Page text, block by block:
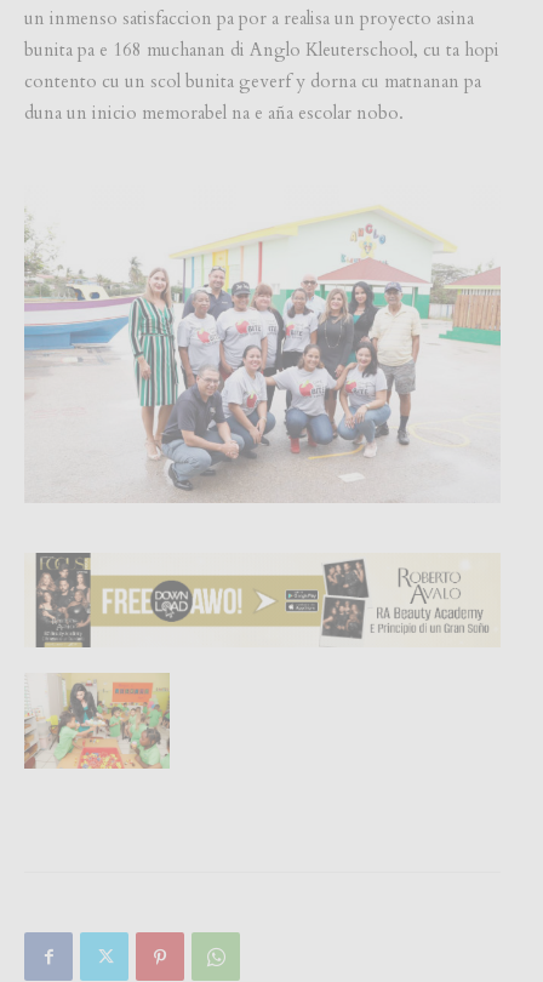
un inmenso satisfaccion pa por a realisa un proyecto asina
bunita pa e 168 muchanan di Anglo Kleuterschool, cu ta hopi
contento cu un scol bunita geverf y dorna cu matnanan pa
duna un inicio memorabel na e aña escolar nobo.